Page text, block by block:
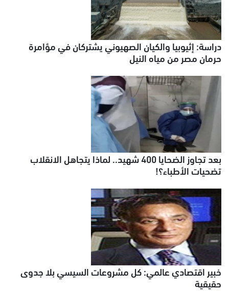
دراسة: إثيوبيا والكيان الصهيوني يشتركان في مؤامرة
حرمان مصر من مياه النيل
بعد تجاوز الضحايا 400 شهيد.. لماذا يتجاهل الانقلاب
تضحيات الأطباء؟!
خبير اقتصادي عالمي: كل مشروعات السيسي بلا جدوى
حقيقية